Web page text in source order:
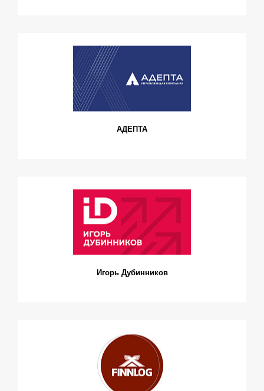
АДЕПТА
Игорь Дубинников